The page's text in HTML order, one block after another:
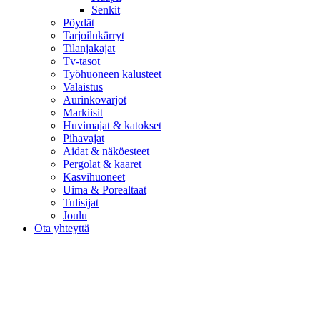
Senkit
Pöydät
Tarjoilukärryt
Tilanjakajat
Tv-tasot
Työhuoneen kalusteet
Valaistus
Aurinkovarjot
Markiisit
Huvimajat & katokset
Pihavajat
Aidat & näköesteet
Pergolat & kaaret
Kasvihuoneet
Uima & Porealtaat
Tulisijat
Joulu
Ota yhteyttä